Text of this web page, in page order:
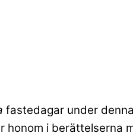
fastedagar under
i berättelserna